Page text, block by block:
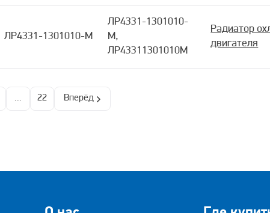
ЛР4331-1301010-М
ЛР4331-1301010-
М,
ЛР43311301010М
Радиатор
двигателя
... 22 Вперёд